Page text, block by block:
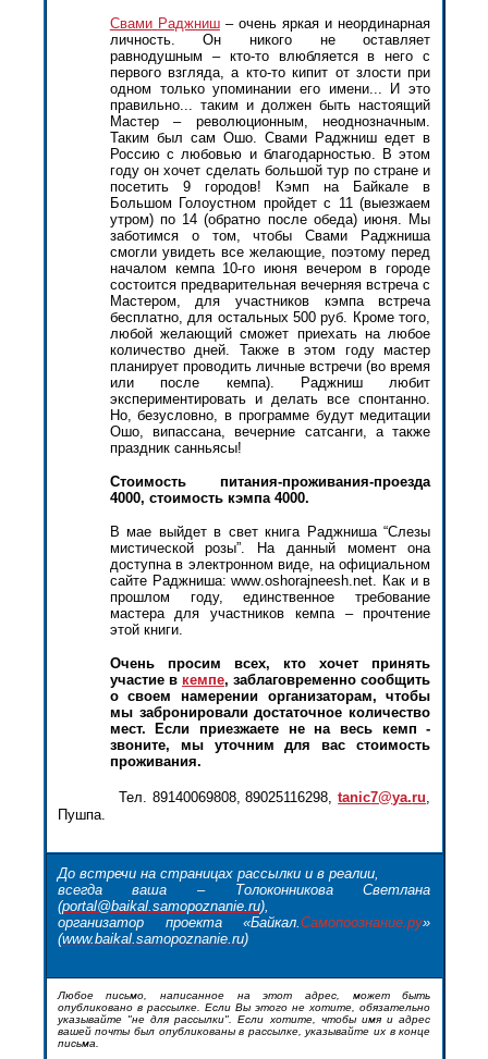
Свами Раджниш– очень яркая и неординарная
личность. Он никого не оставляет
равнодушным – кто-то влюбляется в него с
первого взгляда, а кто-то кипит от злости при
одном только упоминании его имени... И это
правильно... таким и должен быть настоящий
Мастер – революционным, неоднозначным.
Таким был сам Ошо.Свами Раджниш едет в
Россию с любовью и благодарностью. В этом
году он хочет сделать большой тур по стране и
посетить 9 городов!
Кэмп на Байкалев
Большом Голоустном пройдет с 11 (выезжаем
утром) по 14 (обратно после обеда) июня. Мы
заботимся о том, чтобыСвами
Раджниша
смогли увидеть все желающие, поэтому перед
началом кемпа10-го июня вечером в городе
состоится предварительная вечерняя встреча с
Мастером, для участников кэмпавстреча
бесплатно, для остальных 500 руб. Кроме того,
любой желающий сможет приехать на любое
количество дней. Также в этом году мастер
планирует проводить личные встречи (во время
или после кемпа). Раджнишлюбит
экспериментировать и делать все спонтанно.
Но, безусловно, в программе будут медитации
Ошо,випассана, вечерние сатсанги, а также
праздник санньясы!
Стоимость питания-проживания-проезда
4000, стоимость кэмпа4000.
В мае выйдет в свет книга Раджниша“Слезы
мистической розы”. На данный момент она
доступна в электронном виде, наофициальном
сайте Раджниша:www.oshorajneesh.net. Как и в
прошлом году, единственное требование
мастера для участников кемпа– прочтение
этой книги.
Очень просим всех, кто хочет принять
участие в кемпе, заблаговременно сообщить
о своем намерении организаторам, чтобы
мы забронировали достаточное количество
мест. Если приезжаете не на весь кемп -
звоните, мы уточним для вас стоимость
проживания.
Тел. 89140069808, 89025116298,tanic7@ya.ru,
Пушпа.
До встречи на страницах рассылки и в реалии,
всегда ваша – Толоконникова Светлана
(portal@baikal.samopoznanie.ru),
организатор проекта «Байкал.Самопоознание.ру»
(www.baikal.samopoznanie.ru)
Любое письмо, написанное на этот адрес, может быть
опубликовано в рассылке. Если Вы этого не хотите, обязательно
указывайте "не для рассылки". Если хотите, чтобы имя и адрес
вашей почты был опубликованы в рассылке, указывайте их в конце
письма.